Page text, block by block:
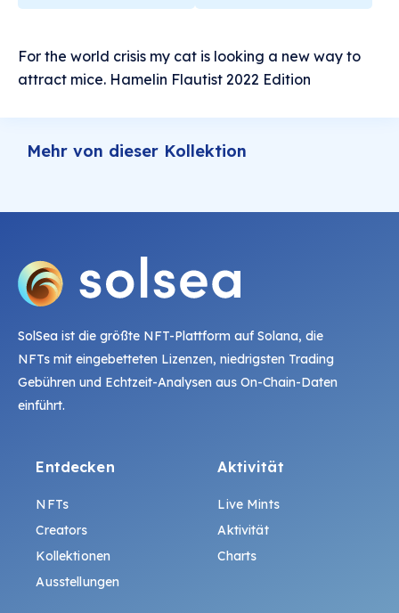
For the world crisis my cat is looking a new way to
attract mice. Hamelin Flautist 2022 Edition
Mehr von dieser Kollektion
SolSea ist die größte NFT-Plattform auf Solana, die
NFTs mit eingebetteten Lizenzen, niedrigsten Trading
Gebühren und Echtzeit-Analysen aus On-Chain-Daten
einführt.
Entdecken
NFTs
Creators
Kollektionen
Ausstellungen
Aktivität
Live Mints
Aktivität
Charts